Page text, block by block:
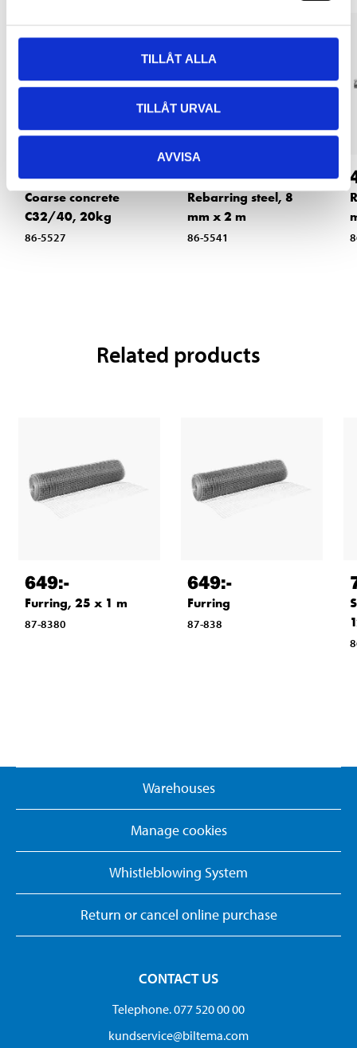
TILLÅT ALLA
TILLÅT URVAL
AVVISA
59
Coarse concrete
C32/40, 20kg
86-5527
19
Rebarring steel, 8
mm x 2 m
86-5541
Related products
649:-
Furring, 25 x 1 m
87-8380
649:-
Furring
87-838
Warehouses
Manage cookies
Whistleblowing System
Return or cancel online purchase
CONTACT US
Telephone. 077 520 00 00
kundservice@biltema.com